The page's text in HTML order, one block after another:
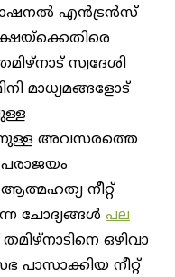
(നാ​ഷ​ന​ൽ എ​ൻ​ട്ര​ൻ​സ്
സ്വദേശി
മാധ്യമങ്ങളോട്
അവസരത്തെ
പരാജയം
നീറ്റ്
ചോദ്യങ്ങൾ പല
ഒ​ഴി​വാ​
പാ​സാ​ക്കി​യ നീറ്റ്